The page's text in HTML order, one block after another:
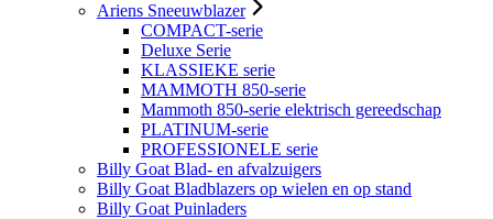
Ariens Sneeuwblazer
COMPACT-serie
Deluxe Serie
KLASSIEKE serie
MAMMOTH 850-serie
Mammoth 850-serie elektrisch gereedschap
PLATINUM-serie
PROFESSIONELE serie
Billy Goat Blad- en afvalzuigers
Billy Goat Bladblazers op wielen en op stand
Billy Goat Puinladers